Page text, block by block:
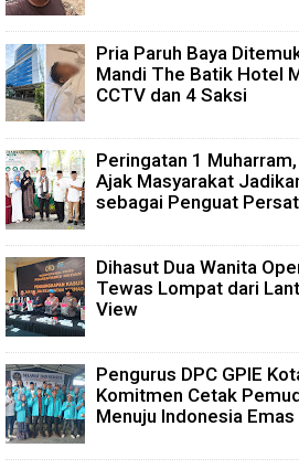
Pria Paruh Baya
Mandi The Batik Hotel
CCTV dan 4 Saksi
Peringatan 1
Ajak Masyarakat
sebagai Penguat
Dihasut Dua Wanita
Tewas Lompat dari
View
Pengurus DPC GPIE
Komitmen Cetak
Menuju Indonesia Emas